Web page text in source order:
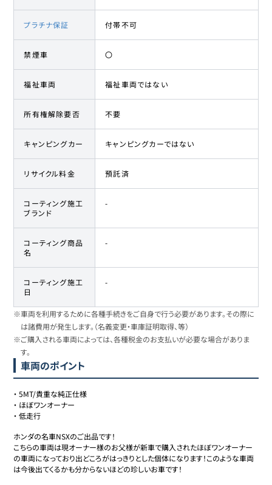
プラチナ保証 付帯不可
禁煙車 〇
福祉車両 福祉車両ではない
所有権解除要否 不要
キャンピングカー キャンピングカーではない
リサイクル料金 預託済
コーティング施工
ブランド
-
コーティング商品
名
-
コーティング施工
日
-
※車両を利用するために各種手続きをご自身で行う必要があります。その際に
は諸費用が発生します。（名義変更・車庫証明取得、等）
※ご購入される車両によっては、各種税金のお支払いが必要な場合がありま
す。
車両のポイント
・5MT/貴重な純正仕様
・ ほぼワンオーナー
・低走行
ホンダの名車NSXのご出品です！
こちらの車両は現オーナー様のお父様が新車で購入されたほぼワンオーナー
の車両になっており出どころがはっきりとした個体になります！このような車両
は今後出てくるかも分からないほどの珍しいお車です！